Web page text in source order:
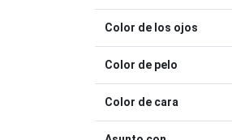
Color de los ojos
Color de pelo
Color de cara